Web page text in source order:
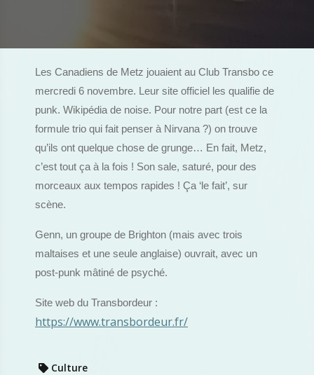
Les Canadiens de Metz jouaient au Club Transbo ce
mercredi 6 novembre. Leur site officiel les qualifie de
punk. Wikipédia de noise. Pour notre part (est ce la
formule trio qui fait penser à Nirvana ?) on trouve
qu’ils ont quelque chose de grunge… En fait, Metz,
c’est tout ça à la fois ! Son sale, saturé, pour des
morceaux aux tempos rapides ! Ça ‘le fait’, sur
scène.
Genn, un groupe de Brighton (mais avec trois
maltaises et une seule anglaise) ouvrait, avec un
post-punk mâtiné de psyché.
Site web du Transbordeur :
https://www.transbordeur.fr/
Culture